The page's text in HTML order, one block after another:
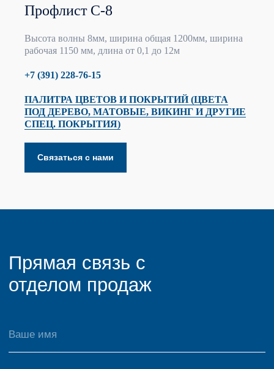
Профлист С-8
Высота волны 8мм, ширина общая 1200мм, ширина
рабочая 1150 мм, длина от 0,1 до 12м
+7 (391) 228-76-15
ПАЛИТРА ЦВЕТОВ И ПОКРЫТИЙ (ЦВЕТА
ПОД ДЕРЕВО, МАТОВЫЕ, ВИКИНГ И ДРУГИЕ
СПЕЦ. ПОКРЫТИЯ)
Связаться с нами
Прямая связь с
отделом продаж
соглашаюсь с условиями политики конфиденциальности
Оставить заявку